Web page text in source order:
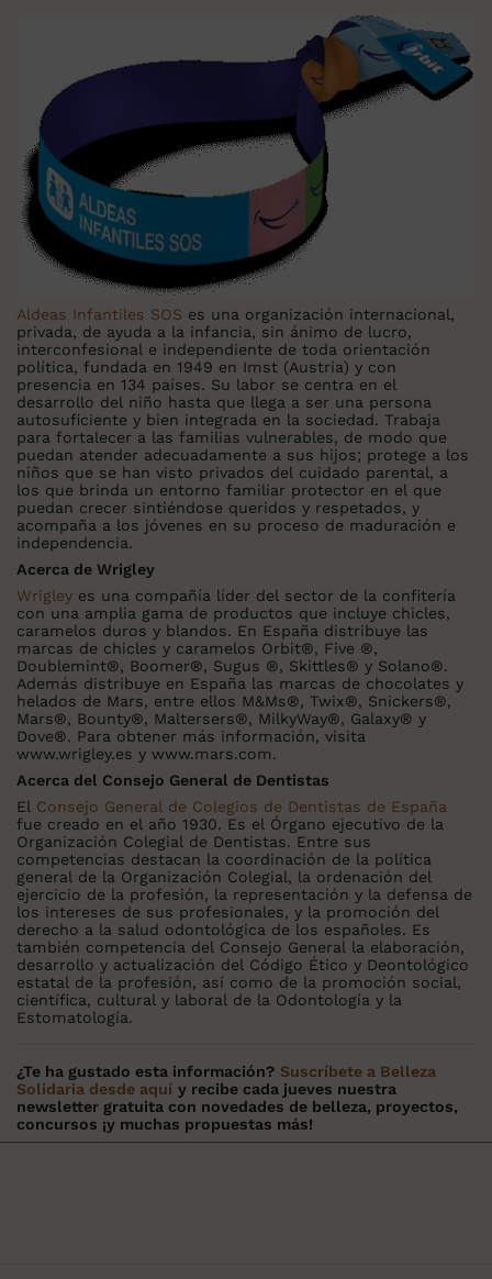
Aldeas Infantiles SOS es una organización internacional,
privada, de ayuda a la infancia, sin ánimo de lucro,
interconfesional e independiente de toda orientación
política, fundada en 1949 en Imst (Austria) y con
presencia en 134 países. Su labor se centra en el
desarrollo del niño hasta que llega a ser una persona
autosuficiente y bien integrada en la sociedad. Trabaja
para fortalecer a las familias vulnerables, de modo que
puedan atender adecuadamente a sus hijos; protege a los
niños que se han visto privados del cuidado parental, a
los que brinda un entorno familiar protector en el que
puedan crecer sintiéndose queridos y respetados, y
acompaña a los jóvenes en su proceso de maduración e
independencia.
Acerca de Wrigley
Wrigley es una compañía líder del sector de la confitería
con una amplia gama de productos que incluye chicles,
caramelos duros y blandos. En España distribuye las
marcas de chicles y caramelos Orbit®, Five ®,
Doublemint®, Boomer®, Sugus ®, Skittles® y Solano®.
Además distribuye en España las marcas de chocolates y
helados de Mars, entre ellos M&Ms®, Twix®, Snickers®,
Mars®, Bounty®, Maltersers®, MilkyWay®, Galaxy® y
Dove®. Para obtener más información, visita
www.wrigley.es y www.mars.com.
Acerca del Consejo General de Dentistas
El Consejo General de Colegios de Dentistas de España
fue creado en el año 1930. Es el Órgano ejecutivo de la
Organización Colegial de Dentistas. Entre sus
competencias destacan la coordinación de la política
general de la Organización Colegial, la ordenación del
ejercicio de la profesión, la representación y la defensa de
los intereses de sus profesionales, y la promoción del
derecho a la salud odontológica de los españoles. Es
también competencia del Consejo General la elaboración,
desarrollo y actualización del Código Ético y Deontológico
estatal de la profesión, así como de la promoción social,
científica, cultural y laboral de la Odontología y la
Estomatología.
¿Te ha gustado esta información? Suscríbete a Belleza
Solidaria desde aquí y recibe cada jueves nuestra
newsletter gratuita con novedades de belleza, proyectos,
concursos ¡y muchas propuestas más!